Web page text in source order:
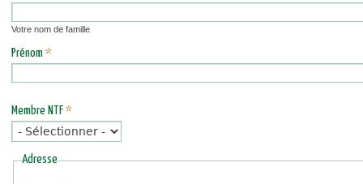
Votre nom de famille
Prénom *
Membre NTF *
Adresse